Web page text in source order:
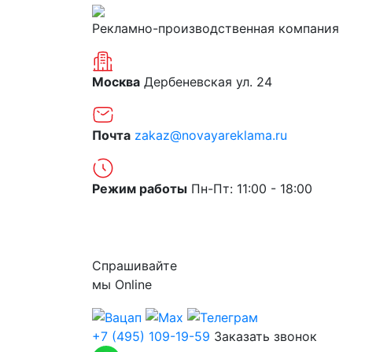
Рекламно-производственная компания
Москва Дербеневская ул. 24
Почта zakaz@novayareklama.ru
Режим работы Пн-Пт: 11:00 - 18:00
Спрашивайте
мы Online
+7 (495) 109-19-59 Заказать звонок